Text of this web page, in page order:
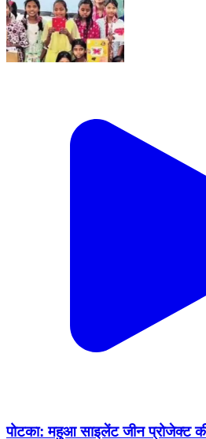
पोटका: महुआ साइलेंट जीन प्रोजेक्ट